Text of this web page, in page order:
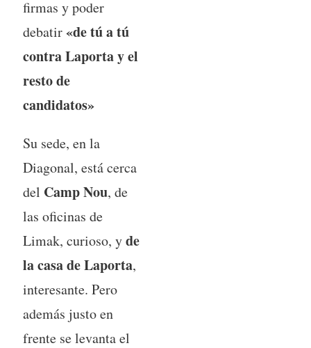
firmas y poder
debatir«de tú a tú
contra Laporta y el
resto de
candidatos»
Su sede, en la
Diagonal, está cerca
del Camp Nou, de
las oficinas de
Limak, curioso, yde
la casa de Laporta,
interesante. Pero
además justo en
frente se levanta el